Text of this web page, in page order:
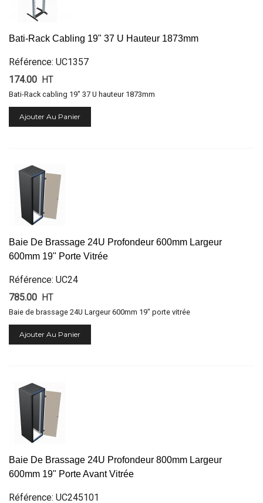
Bati-Rack Cabling 19" 37 U Hauteur 1873mm
Référence: UC1357
174.00 HT
Bati-Rack cabling 19" 37 U hauteur 1873mm
Ajouter Au Panier
Baie De Brassage 24U Profondeur 600mm Largeur
600mm 19" Porte Vitrée
Référence: UC24
785.00 HT
Baie de brassage 24U Largeur 600mm 19" porte vitrée
Ajouter Au Panier
Baie De Brassage 24U Profondeur 800mm Largeur
600mm 19" Porte Avant Vitrée
Référence: UC245101